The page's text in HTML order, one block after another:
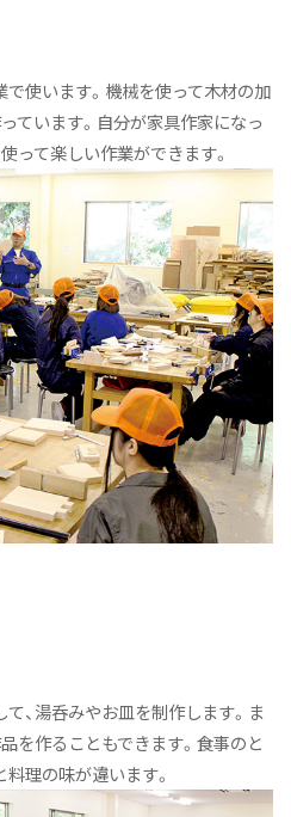
使います。機械を使って木材の加
ています。自分が家具作家になっ
って楽しい作業ができます。
、湯呑みやお皿を制作します。ま
を作ることもできます。食事のと
理の味が違います。